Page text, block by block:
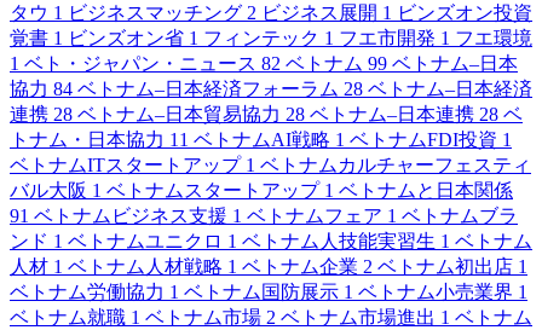
タウ 1 ビジネスマッチング 2 ビジネス展開 1 ビンズオン投資
覚書 1 ビンズオン省 1 フィンテック 1 フエ市開発 1 フエ環境
1 ベト・ジャパン・ニュース 82 ベトナム 99 ベトナム–日本
協力 84 ベトナム–日本経済フォーラム 28 ベトナム–日本経済
連携 28 ベトナム–日本貿易協力 28 ベトナム–日本連携 28 ベ
トナム・日本協力 11 ベトナムAI戦略 1 ベトナムFDI投資 1
ベトナムITスタートアップ 1 ベトナムカルチャーフェスティ
バル大阪 1 ベトナムスタートアップ 1 ベトナムと日本関係
91 ベトナムビジネス支援 1 ベトナムフェア 1 ベトナムブラ
ンド 1 ベトナムユニクロ 1 ベトナム人技能実習生 1 ベトナム
人材 1 ベトナム人材戦略 1 ベトナム企業 2 ベトナム初出店 1
ベトナム労働協力 1 ベトナム国防展示 1 ベトナム小売業界 1
ベトナム就職 1 ベトナム市場 2 ベトナム市場進出 1 ベトナム